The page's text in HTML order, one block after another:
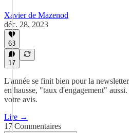
Xavier de Mazenod
déc. 28, 2023
63
17
L'année se finit bien pour la
en hausse, "taux d'engagement"
votre avis.
Lire →
17 Commentaires